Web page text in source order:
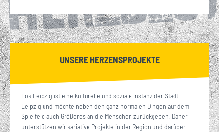
UNSERE HERZENSPROJEKTE
Lok Leipzig ist eine kulturelle und soziale Instanz der Stadt
Leipzig und möchte neben den ganz normalen Dingen auf dem
Spielfeld auch Größeres an die Menschen zurückgeben. Daher
unterstützen wir kariative Projekte in der Region und darüber